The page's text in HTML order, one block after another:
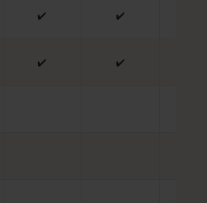
✔️ ✔️
✔️ ✔️